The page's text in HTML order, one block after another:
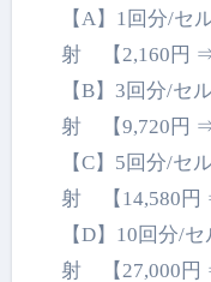
【A】1回分/セ
射 【2,160円 ⇒
【B】3回分/セ
射 【9,720円 ⇒
【C】5回分/セ
射 【14,580円
【D】10回分/
射 【27,000円